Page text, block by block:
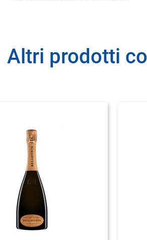
Altri prodotti